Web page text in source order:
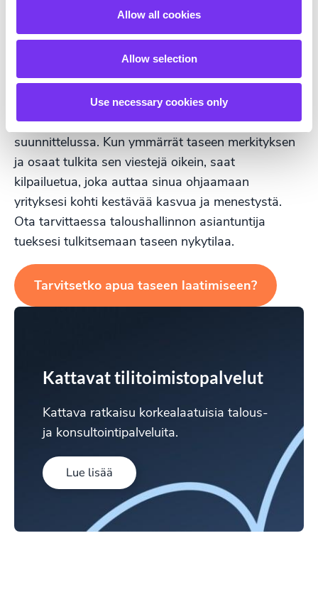
Allow all cookies
Allow selection
Use necessary cookies only
tilinpäätökseen valmistautuminen on helpompaa.
Tase tulisi pitää aina sellaisessa kunnossa, että
Yrityksen tase ei ole pelkkä kokoelma numeroita –
se on yrityksen taloudellisen terveyden peili ja
samalla strateginen työkalu tulevaisuuden
suunnittelussa. Kun ymmärrät taseen merkityksen
ja osaat tulkita sen viestejä oikein, saat
kilpailuetua, joka auttaa sinua ohjaamaan
yrityksesi kohti kestävää kasvua ja menestystä.
Ota tarvittaessa taloushallinnon asiantuntija
tueksesi tulkitsemaan taseen nykytilaa.
Tarvitsetko apua taseen laatimiseen?
Kattavat tilitoimistopalvelut
Kattava ratkaisu korkealaatuisia talous-
ja konsultointipalveluita.
Lue lisää